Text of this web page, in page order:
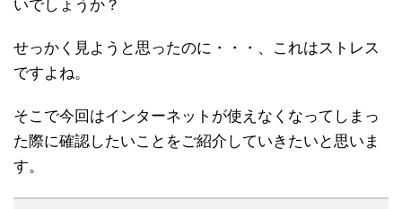
いでしょうか？
せっかく見ようと思ったのに・・・、これはストレス
ですよね。
そこで今回はインターネットが使えなくなってしまっ
た際に確認したいことをご紹介していきたいと思いま
す。